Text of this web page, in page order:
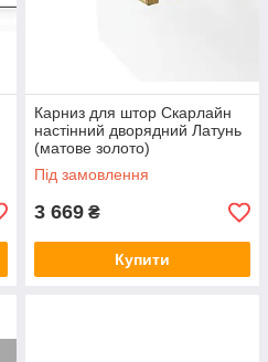
Карниз для штор Скарлайн
настінний дворядний Латунь
(матове золото)
Під замовлення
3 669 ₴
Купити